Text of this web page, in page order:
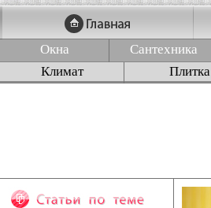
Окна Сантехника
Климат
Плитка